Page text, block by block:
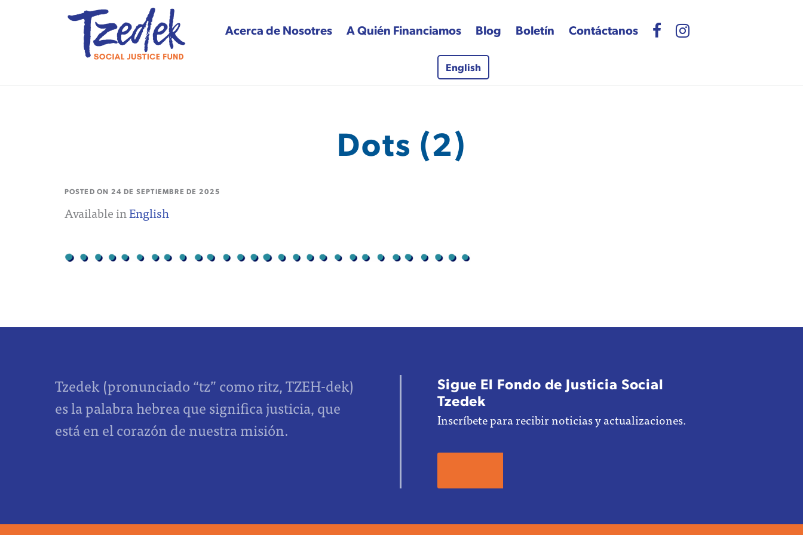
Acerca de Nosotres A Quién Financiamos Blog Boletín Contáctanos
English
Dots (2)
POSTED ON 24 DE SEPTIEMBRE DE 2025
Available inEnglish
Tzedek (pronunciado “tz” como ritz, TZEH-dek)
es la palabra hebrea que significa justicia, que
está en el corazón de nuestra misión.
Sigue El Fondo de Justicia Social
Tzedek
Inscríbete para recibir noticias y actualizaciones.